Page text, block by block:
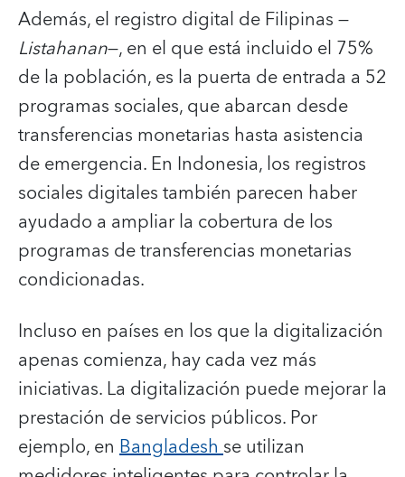
Además, el registro digital de Filipinas —
Listahanan—, en el que está incluido el 75%
de la población, es la puerta de entrada a 52
programas sociales, que abarcan desde
transferencias monetarias hasta asistencia
de emergencia. En Indonesia, los registros
sociales digitales también parecen haber
ayudado a ampliar la cobertura de los
programas de transferencias monetarias
condicionadas.
Incluso en países en los que la digitalización
apenas comienza, hay cada vez más
iniciativas. La digitalización puede mejorar la
prestación de servicios públicos. Por
ejemplo, en Bangladeshse utilizan